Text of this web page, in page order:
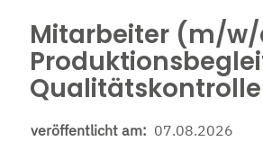
Mitarbeiter (m/
Qualitätskontrolle
veröffentlicht am: 07.08.2026